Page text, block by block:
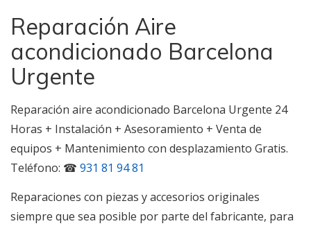
Reparación Aire
acondicionado Barcelona
Urgente
Reparación aire acondicionado Barcelona Urgente 24
Horas + Instalación + Asesoramiento + Venta de
equipos + Mantenimiento con desplazamiento Gratis.
Teléfono: ☎ 931 81 94 81
Reparaciones con piezas y accesorios originales
siempre que sea posible por parte del fabricante, para